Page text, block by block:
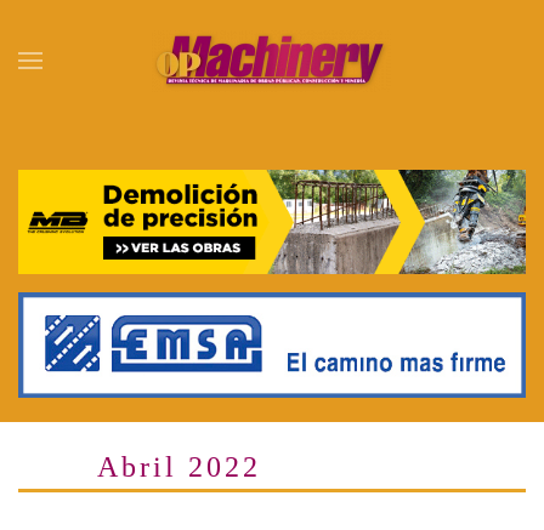
Skip to main content
Abril 2022